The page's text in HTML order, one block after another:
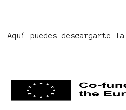
Aquí puedes descargarte la